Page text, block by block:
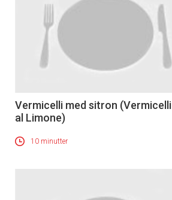
Vermicelli med sitron (Vermicelli
al Limone)
10 minutter